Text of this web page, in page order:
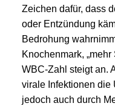
Zeichen dafür, dass
oder Entzündung
Bedrohung
Knochenmark,
WBC-Zahl steigt an.
virale Infektionen die
jedoch auch durch